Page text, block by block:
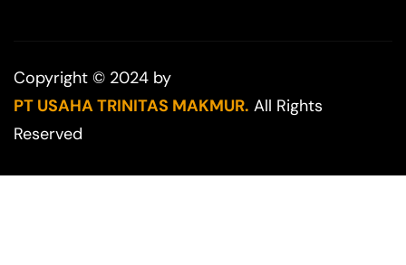
Copyright © 2024 by
PT USAHA TRINITAS MAKMUR. All Rights
Reserved